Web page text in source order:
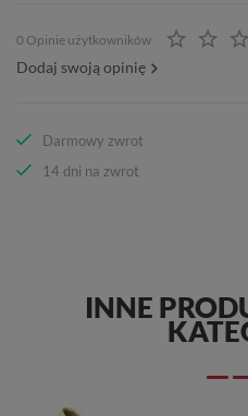
0 Opinie użytkowników
Dodaj swoją opinię
Darmowy zwrot
14 dni na zwrot
INNE